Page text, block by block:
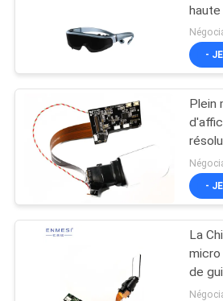
DEMANDEZ
CITATION
SHOPPING
ONLINE
PLAN
Verres de
Module
d'affichage
-
Plein
-
La
micro
de
d'oeil